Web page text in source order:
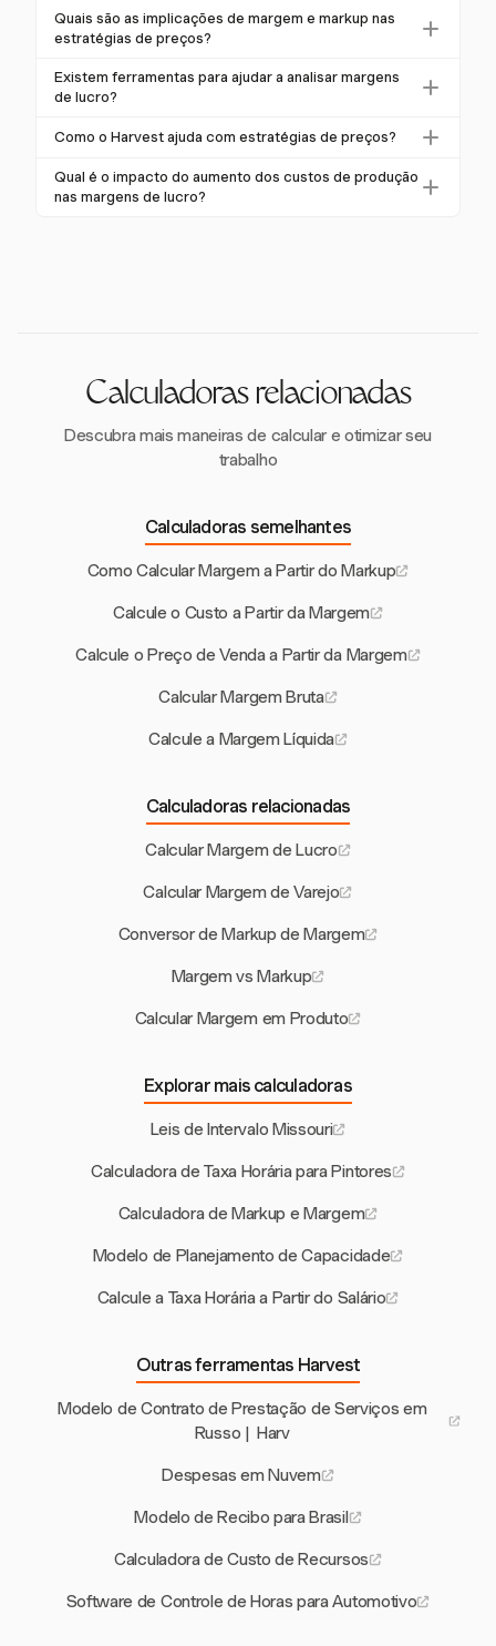
lucro.
Sim, calculadoras interativas podem simplificar essa
conversão, fornecendo cálculos instantâneos de
inseridas.
Quais são as implicações de margem e markup nas
estratégias de preços?
Compreender margem e markup pode levar a erros
de precificação, afetando a lucratividade. Cálculos
maximizem lucros.
Existem ferramentas para ajudar a analisar margens
de lucro?
O Harvest fornece ferramentas de relatórios
as empresas a tomar decisões de preços informadas
e acompanhar o desempenho financeiro.
Como o Harvest ajuda com estratégias de preços?
O Harvest apoia estratégias de preços precisas
através de configurações de taxa flexíveis e relatórios
Qual é o impacto do aumento dos custos de produção
nas margens de lucro?
Calculadoras relacionadas
Descubra mais maneiras de calcular e otimizar seu
trabalho
Calculadoras semelhantes
Como Calcular Margem a Partir do Markup
Calcule o Custo a Partir da Margem
Calcule o Preço de Venda a Partir da Margem
Calcular Margem Bruta
Calcule a Margem Líquida
Calculadoras relacionadas
Calcular Margem de Lucro
Calcular Margem de Varejo
Conversor de Markup de Margem
Margem vs Markup
Calcular Margem em Produto
Explorar mais calculadoras
Leis de Intervalo Missouri
Calculadora de Taxa Horária para Pintores
Calculadora de Markup e Margem
Modelo de Planejamento de Capacidade
Calcule a Taxa Horária a Partir do Salário
Outras ferramentas Harvest
Modelo de Contrato de Prestação de Serviços em
Russo | Harv
Despesas em Nuvem
Modelo de Recibo para Brasil
Calculadora de Custo de Recursos
Software de Controle de Horas para Automotivo